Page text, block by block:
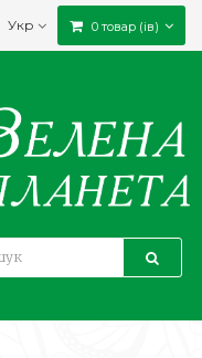
0 товар (ів)
Укр